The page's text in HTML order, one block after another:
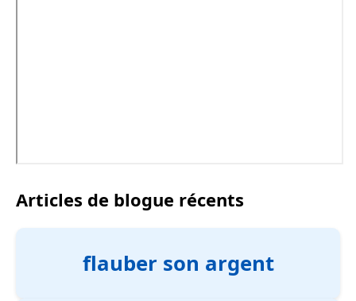
Articles de blogue récents
flauber son argent